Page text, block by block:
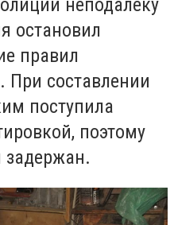
неподалеку
остановил
правил
При составлении
поступила
поэтому
задержан.